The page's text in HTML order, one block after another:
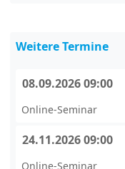
Weitere Termine
08.09.2026 09:00
Online-Seminar
24.11.2026 09:00
Online-Seminar